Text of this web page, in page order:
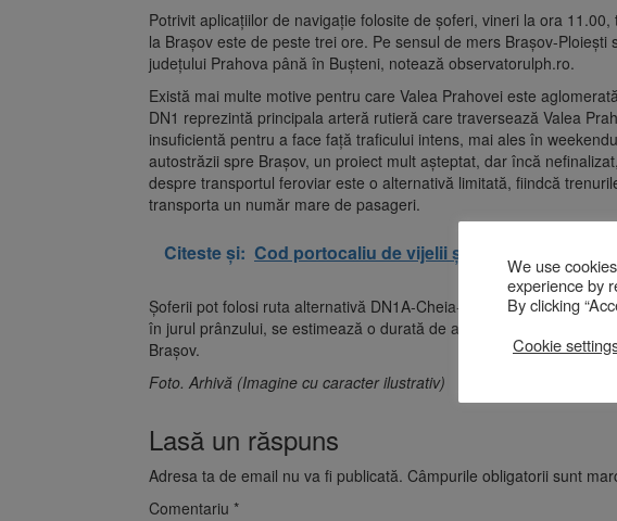
Potrivit aplicațiilor de navigație folosite de șoferi, vineri la ora
la Brașov este de peste trei ore. Pe sensul de mers Brașov-
județului Prahova până în Bușteni, notează observatorulph.ro.
Există mai multe motive pentru care Valea Prahovei este
DN1 reprezintă principala arteră rutieră care traversează Valea
insuficientă pentru a face față traficului intens, mai ales în
autostrăzii spre Brașov, un proiect mult așteptat, dar încă
despre transportul feroviar este o alternativă limitată, fiindcă
transporta un număr mare de pasageri.
Citeste și: Cod portocaliu de vijelii și averse torențiale
Șoferii pot folosi ruta alternativă DN1A-Cheia-Săcele pentru a evita
în jurul prânzului, se estimează o durată de aproximativ două ore și
Brașov.
Foto. Arhivă (Imagine cu caracter ilustrativ)
Lasă un răspuns
Adresa ta de email nu va fi publicată. Câmpurile obligatorii sunt
Comentariu *
We use
experience by
By clicking
Cookie